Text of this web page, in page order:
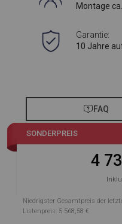
Montage
Garantie:
10 Jahre
FAQ
SONDERPREIS
4
Niedrigster Gesamtpreis der
Listenpreis: 5 568,58 €